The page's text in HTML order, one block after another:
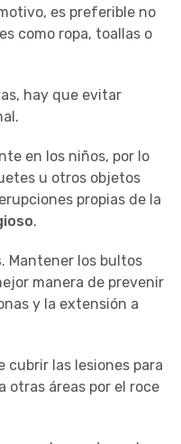
es preferible no
como ropa, toallas o
hay que evitar
en los niños, por lo
u otros objetos
propias de la
.
. Mantener los bultos
manera de prevenir
y la extensión a
cubrir las lesiones para
otras áreas por el roce